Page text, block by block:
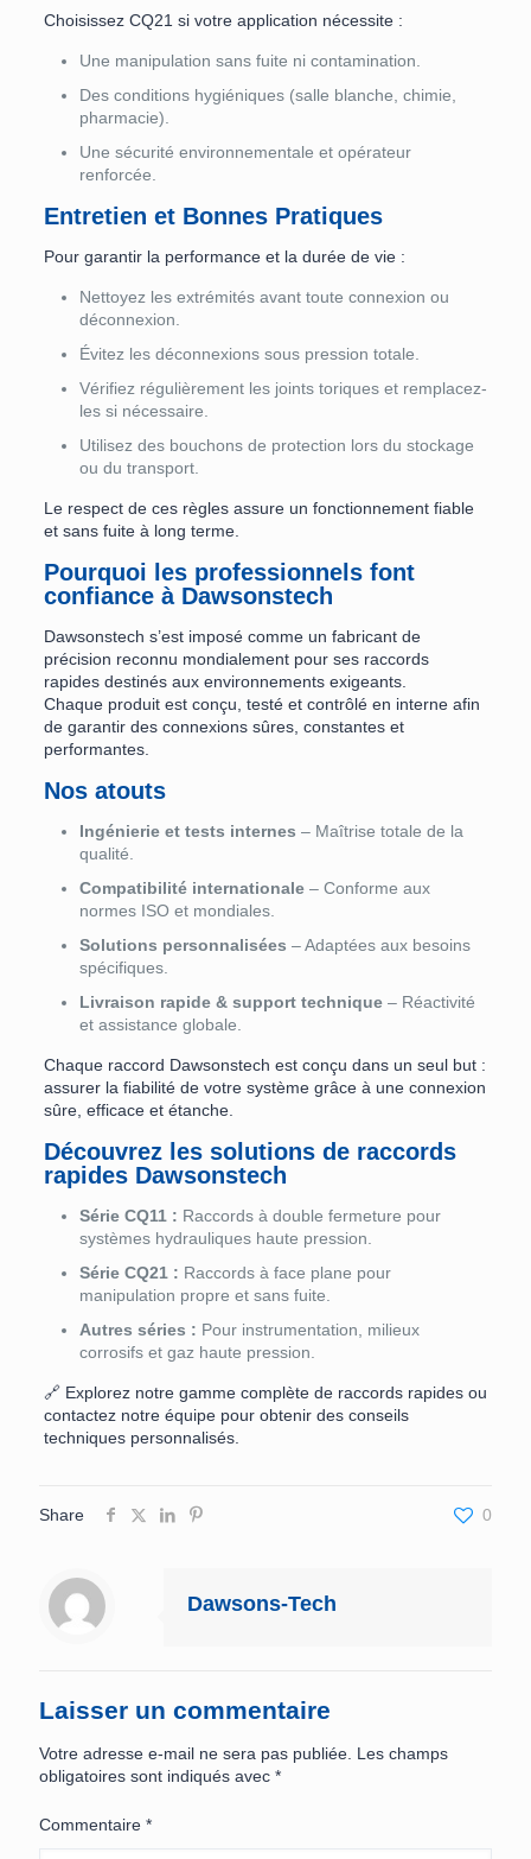
Choisissez CQ21 si votre application nécessite :
Une manipulation sans fuite ni contamination.
Des conditions hygiéniques (salle blanche, chimie,
pharmacie).
Une sécurité environnementale et opérateur
renforcée.
Entretien et Bonnes Pratiques
Pour garantir la performance et la durée de vie :
Nettoyez les extrémités avant toute connexion ou
déconnexion.
Évitez les déconnexions sous pression totale.
Vérifiez régulièrement les joints toriques et remplacez-
les si nécessaire.
Utilisez des bouchons de protection lors du stockage
ou du transport.
Le respect de ces règles assure un fonctionnement fiable
et sans fuite à long terme.
Pourquoi les professionnels font
confiance à Dawsonstech
Dawsonstech s’est imposé comme un fabricant de
précision reconnu mondialement pour ses raccords
rapides destinés aux environnements exigeants.
Chaque produit est conçu, testé et contrôlé en interne afin
de garantir des connexions sûres, constantes et
performantes.
Nos atouts
Ingénierie et tests internes – Maîtrise totale de la
qualité.
Compatibilité internationale– Conforme aux
normes ISO et mondiales.
Solutions personnalisées – Adaptées aux besoins
spécifiques.
Livraison rapide & support technique– Réactivité
et assistance globale.
Chaque raccord Dawsonstech est conçu dans un seul but :
assurer la fiabilité de votre système grâce à une connexion
sûre, efficace et étanche.
Découvrez les solutions de raccords
rapides Dawsonstech
Série CQ11 : Raccords à double fermeture pour
systèmes hydrauliques haute pression.
Série CQ21 : Raccords à face plane pour
manipulation propre et sans fuite.
Autres séries : Pour instrumentation, milieux
corrosifs et gaz haute pression.
🔗 Explorez notre gamme complète de raccords rapides ou
contactez notre équipe pour obtenir des conseils
techniques personnalisés.
Share 0
Dawsons-Tech
Laisser un commentaire
Votre adresse e-mail ne sera pas publiée. Les champs
obligatoires sont indiqués avec *
Commentaire *